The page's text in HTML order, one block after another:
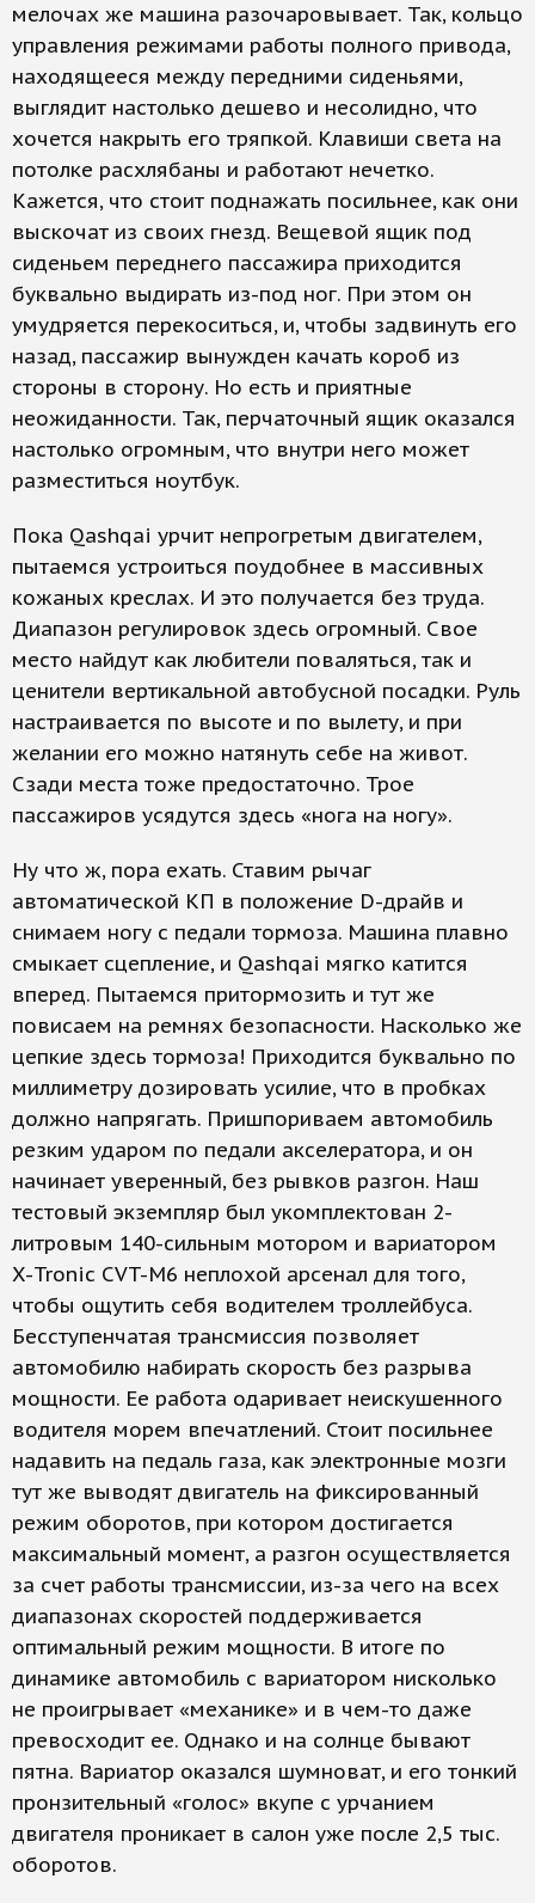
мелочах же машина разочаровывает. Так, кольцо
управления режимами работы полного привода,
находящееся между передними сиденьями,
выглядит настолько дешево и несолидно, что
хочется накрыть его тряпкой. Клавиши света на
потолке расхлябаны и работают нечетко.
Кажется, что стоит поднажать посильнее, как они
выскочат из своих гнезд. Вещевой ящик под
сиденьем переднего пассажира приходится
буквально выдирать из-под ног. При этом он
умудряется перекоситься, и, чтобы задвинуть его
назад, пассажир вынужден качать короб из
стороны в сторону. Но есть и приятные
неожиданности. Так, перчаточный ящик оказался
настолько огромным, что внутри него может
разместиться ноутбук.
Пока Qashqai урчит непрогретым двигателем,
пытаемся устроиться поудобнее в массивных
кожаных креслах. И это получается без труда.
Диапазон регулировок здесь огромный. Свое
место найдут как любители поваляться, так и
ценители вертикальной автобусной посадки. Руль
настраивается по высоте и по вылету, и при
желании его можно натянуть себе на живот.
Сзади места тоже предостаточно. Трое
пассажиров усядутся здесь «нога на ногу».
Ну что ж, пора ехать. Ставим рычаг
автоматической КП в положение D-драйв и
снимаем ногу с педали тормоза. Машина плавно
смыкает сцепление, и Qashqai мягко катится
вперед. Пытаемся притормозить и тут же
повисаем на ремнях безопасности. Насколько же
цепкие здесь тормоза! Приходится буквально по
миллиметру дозировать усилие, что в пробках
должно напрягать. Пришпориваем автомобиль
резким ударом по педали акселератора, и он
начинает уверенный, без рывков разгон. Наш
тестовый экземпляр был укомплектован 2-
литровым 140-сильным мотором и вариатором
X-Tronic CVT-M6 неплохой арсенал для того,
чтобы ощутить себя водителем троллейбуса.
Бесступенчатая трансмиссия позволяет
автомобилю набирать скорость без разрыва
мощности. Ее работа одаривает неискушенного
водителя морем впечатлений. Стоит посильнее
надавить на педаль газа, как электронные мозги
тут же выводят двигатель на фиксированный
режим оборотов, при котором достигается
максимальный момент, а разгон осуществляется
за счет работы трансмиссии, из-за чего на всех
диапазонах скоростей поддерживается
оптимальный режим мощности. В итоге по
динамике автомобиль с вариатором нисколько
не проигрывает «механике» и в чем-то даже
превосходит ее. Однако и на солнце бывают
пятна. Вариатор оказался шумноват, и его тонкий
пронзительный «голос» вкупе с урчанием
двигателя проникает в салон уже после 2,5 тыс.
оборотов.